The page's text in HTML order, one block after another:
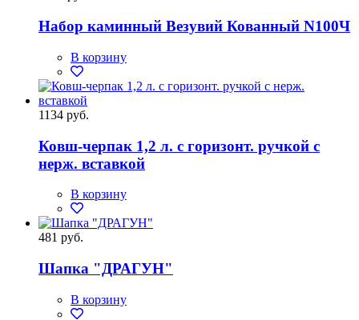
Набор каминный Везувий Кованный N100Ч
В корзину
1134 руб.
Ковш-черпак 1,2 л. с горизонт. ручкой с
нерж. вставкой
В корзину
481 руб.
Шапка "ДРАГУН"
В корзину